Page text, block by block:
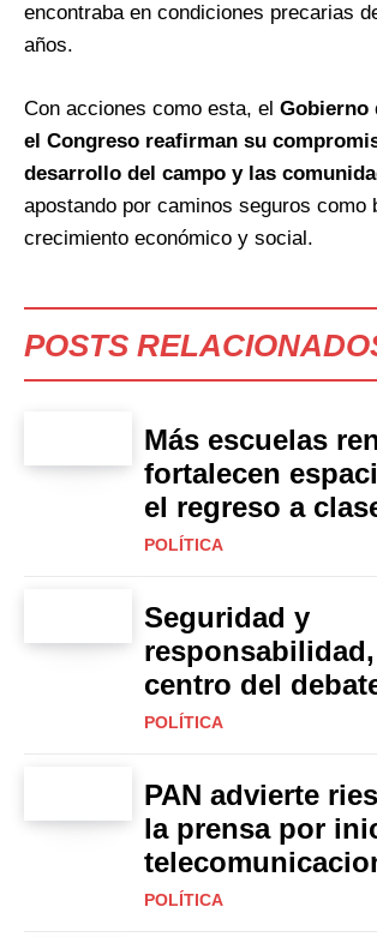
encontraba en condiciones precarias
años.
Con acciones como esta, el Gobierno
el Congreso reafirman su
desarrollo del campo y las
apostando por caminos seguros como
crecimiento económico y social.
POSTS
Más escuelas
fortalecen
el regreso a
POLÍTICA
Seguridad y
centro del
POLÍTICA
PAN advierte
la prensa por
POLÍTICA